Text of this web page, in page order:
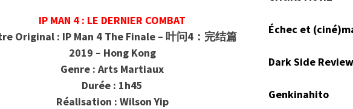
IP MAN 4 : LE DERNIER COMBAT
Original : IP Man 4 The Finale – 叶问4：完结篇
2019 – Hong Kong
Genre : Arts Martiaux
Durée : 1h45
Réalisation : Wilson Yip
Échec et
Dark Side
Genkinahito